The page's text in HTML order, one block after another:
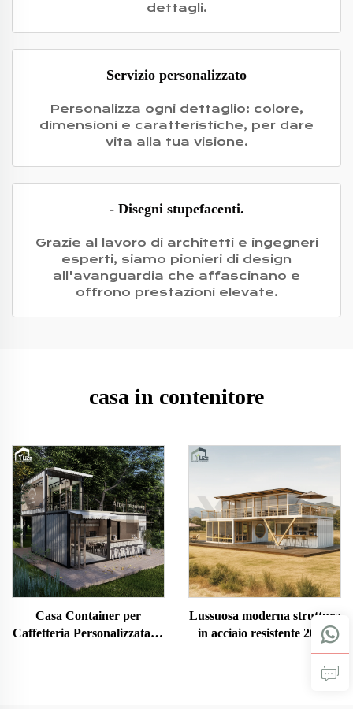
dettagli.
Servizio personalizzato
Personalizza ogni dettaglio: colore,
dimensioni e caratteristiche, per dare
vita alla tua visione.
- Disegni stupefacenti.
Grazie al lavoro di architetti e ingegneri
esperti, siamo pionieri di design
all'avanguardia che affascinano e
offrono prestazioni elevate.
casa in contenitore
Casa Container per
Caffetteria Personalizzata di
Lussuosa moderna struttura
in acciaio resistente 20FT
40FT, casa container
prefabbricata personalizzata